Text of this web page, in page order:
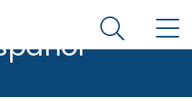
Tóxicas y el Registro de
en
Search